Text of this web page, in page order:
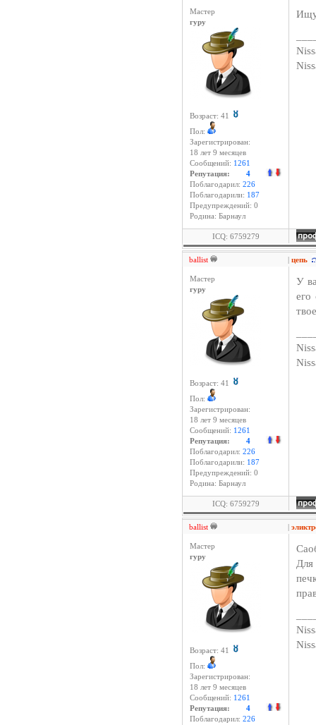
Мастер
гуру
Возраст: 41
Пол:
Зарегистрирован:
18 лет 9 месяцев
Сообщений: 1261
Репутация: 4
Поблагодарил: 226
Поблагодарили: 187
Предупреждений: 0
Родина: Барнаул
Ищу
ICQ: 6759279
ballist | цепь
Мастер
гуру
Возраст: 41
Пол:
Зарегистрирован:
18 лет 9 месяцев
Сообщений: 1261
Репутация: 4
Поблагодарил: 226
Поблагодарили: 187
Предупреждений: 0
Родина: Барнаул
У
его
ICQ: 6759279
ballist |
Мастер
гуру
Возраст: 41
Пол:
Зарегистрирован:
18 лет 9 месяцев
Сообщений: 1261
Репутация: 4
Поблагодарил: 226
Для